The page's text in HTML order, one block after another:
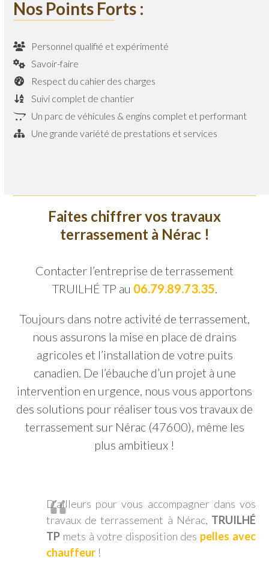
Nos Points Forts :
Personnel qualifié et expérimenté
Savoir-faire
Respect du cahier des charges
Suivi complet de chantier
Un parc de véhicules & engins complet et performant
Une grande variété de prestations et services
Faites chiffrer vos travaux
terrassement à Nérac !
Contacter l’entreprise de terrassement
TRUILHÉ TP au 06.79.89.73.35.
Toujours dans notre activité de terrassement,
nous assurons la mise en place de drains
agricoles et l’installation de votre puits
canadien. De l’ébauche d’un projet à une
intervention en urgence, nous vous apportons
des solutions pour réaliser tous vos travaux de
terrassement sur Nérac (47600), même les
plus ambitieux !
D’ailleurs pour vous accompagner dans vos
travaux de terrassement à Nérac, TRUILHÉ
TP mets à votre disposition des pelles avec
chauffeur !